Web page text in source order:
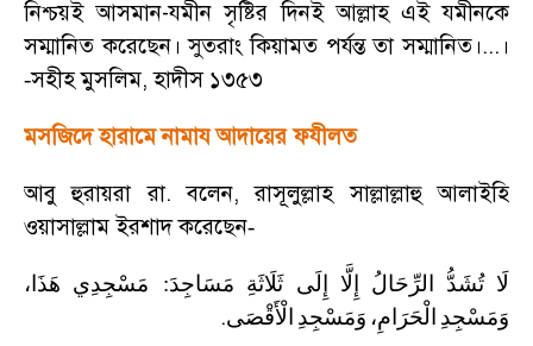
নিশ্চয়ই আসমান-যমীন সৃষ্টির দিনই আল্লাহ এই যমীনকে
সম্মানিত করেছেন। সুতরাং কিয়ামত পর্যন্ত তা সম্মানিত।...।
-সহীহ মুসলিম,হাদীস ১৩৫৩
মসজিদে হারামে নামায আদায়ের ফযীলত
আবু হুরায়রা রা. বলেন,রাসূলুল্লাহ সাল্লাল্লাহু আলাইহি
ওয়াসাল্লাম ইরশাদ করেছেন-
لَا تُشَدُّ الرِّحَالُ إِلَّا إِلَى ثَلَاثَةِ مَسَاجِدَ: مَسْجِدِي هَذَا،
وَمَسْجِدِ الْحَرَامِ، وَمَسْجِدِ الْأَقْصَى.